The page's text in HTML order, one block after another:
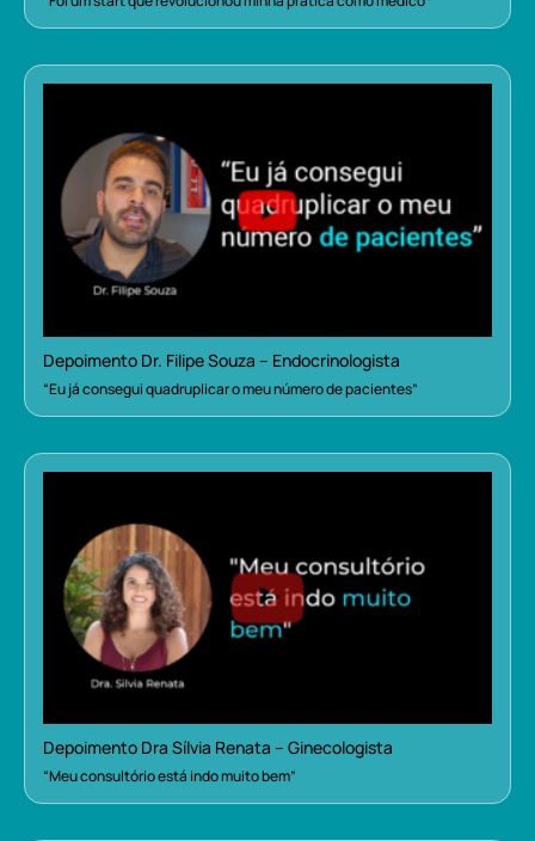
Depoimento Dr. Filipe Souza – Endocrinologista
“Eu já consegui quadruplicar o meu número de pacientes”
Depoimento Dra Sílvia Renata – Ginecologista
“Meu consultório está indo muito bem”